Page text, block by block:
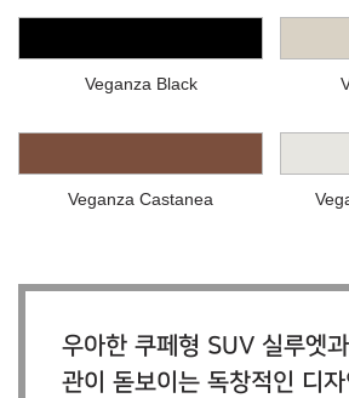
Veganza Black
Veganza Castanea
우아한 쿠페형 SUV 실루엣
관이 돋보이는 독창적인 디